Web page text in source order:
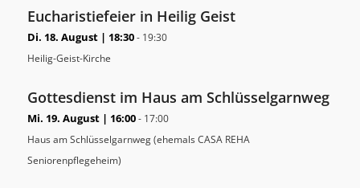
Eucharistiefeier in Heilig Geist
Di. 18. August | 18:30- 19:30
Heilig-Geist-Kirche
Gottesdienst im Haus am Schlüsselgarnweg
Mi. 19. August | 16:00- 17:00
Haus am Schlüsselgarnweg (ehemals CASA REHA
Seniorenpflegeheim)